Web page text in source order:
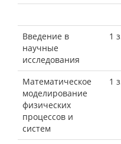
Введение в
научные
исследования
1
Математическое
моделирование
физических
процессов и
систем
1